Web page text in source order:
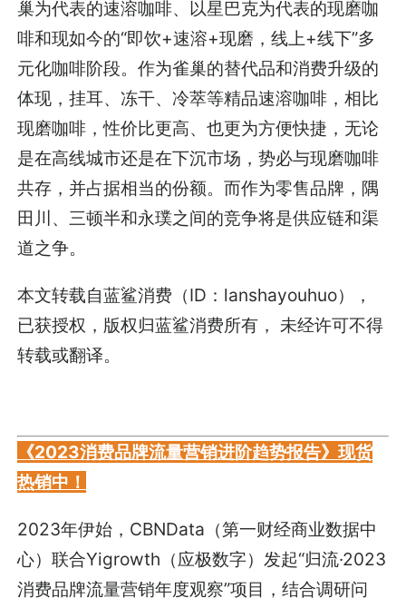
巢为代表的速溶咖啡、以星巴克为代表的现磨咖
啡和现如今的“即饮+速溶+现磨，线上+线下”多
元化咖啡阶段。作为雀巢的替代品和消费升级的
体现，挂耳、冻干、冷萃等精品速溶咖啡，相比
现磨咖啡，性价比更高、也更为方便快捷，无论
是在高线城市还是在下沉市场，势必与现磨咖啡
共存，并占据相当的份额。而作为零售品牌，隅
田川、三顿半和永璞之间的竞争将是供应链和渠
道之争。
本文转载自蓝鲨消费（ID：lanshayouhuo），
已获授权，版权归蓝鲨消费所有， 未经许可不得
转载或翻译。
《2023消费品牌流量营销进阶趋势报告》现货
热销中！
2023年伊始，CBNData（第一财经商业数据中
心）联合Yigrowth（应极数字）发起“归流·2023
消费品牌流量营销年度观察”项目，结合调研问